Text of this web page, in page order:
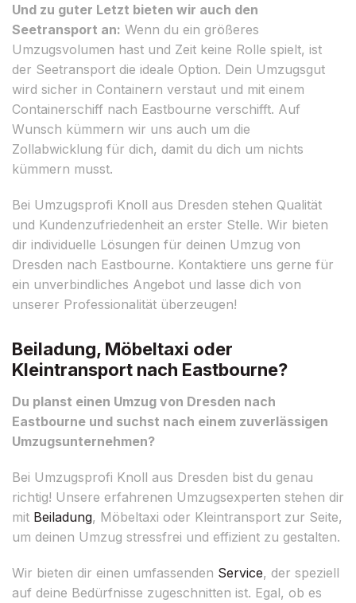
Und zu guter Letzt bieten wir auch den
Seetransport an: Wenn du ein größeres
Umzugsvolumen hast und Zeit keine Rolle spielt, ist
der Seetransport die ideale Option. Dein Umzugsgut
wird sicher in Containern verstaut und mit einem
Containerschiff nach Eastbourne verschifft. Auf
Wunsch kümmern wir uns auch um die
Zollabwicklung für dich, damit du dich um nichts
kümmern musst.
Bei Umzugsprofi Knoll aus Dresden stehen Qualität
und Kundenzufriedenheit an erster Stelle. Wir bieten
dir individuelle Lösungen für deinen Umzug von
Dresden nach Eastbourne. Kontaktiere uns gerne für
ein unverbindliches Angebot und lasse dich von
unserer Professionalität überzeugen!
Beiladung, Möbeltaxi oder
Kleintransport nach Eastbourne?
Du planst einen Umzug von Dresden nach
Eastbourne und suchst nach einem zuverlässigen
Umzugsunternehmen?
Bei Umzugsprofi Knoll aus Dresden bist du genau
richtig! Unsere erfahrenen Umzugsexperten stehen dir
mit Beiladung, Möbeltaxi oder Kleintransport zur Seite,
um deinen Umzug stressfrei und effizient zu gestalten.
Wir bieten dir einen umfassenden Service, der speziell
auf deine Bedürfnisse zugeschnitten ist. Egal, ob es